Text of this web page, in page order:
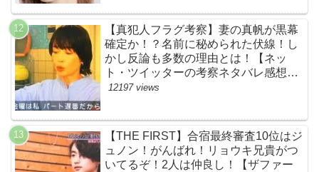
【真犯人フラグ考察】妻の真帆が黒幕
確定か！？名前に秘められた伏線！し
かし反論も多数の理由とは！【ネッ
ト・ツイッターの考察ネタバレ感想評
価評判あらすじ原作犯人キャスト黒幕
12197 views
【THE FIRST】合宿最終審査10位はジ
ュノン！がんばれ！リョウキ兄貴がつ
いてるぞ！2人は仲良し！【ザファー